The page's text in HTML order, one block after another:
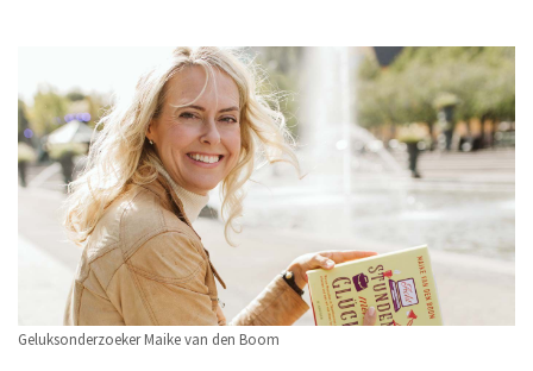
Geluksonderzoeker Maike van den Boom